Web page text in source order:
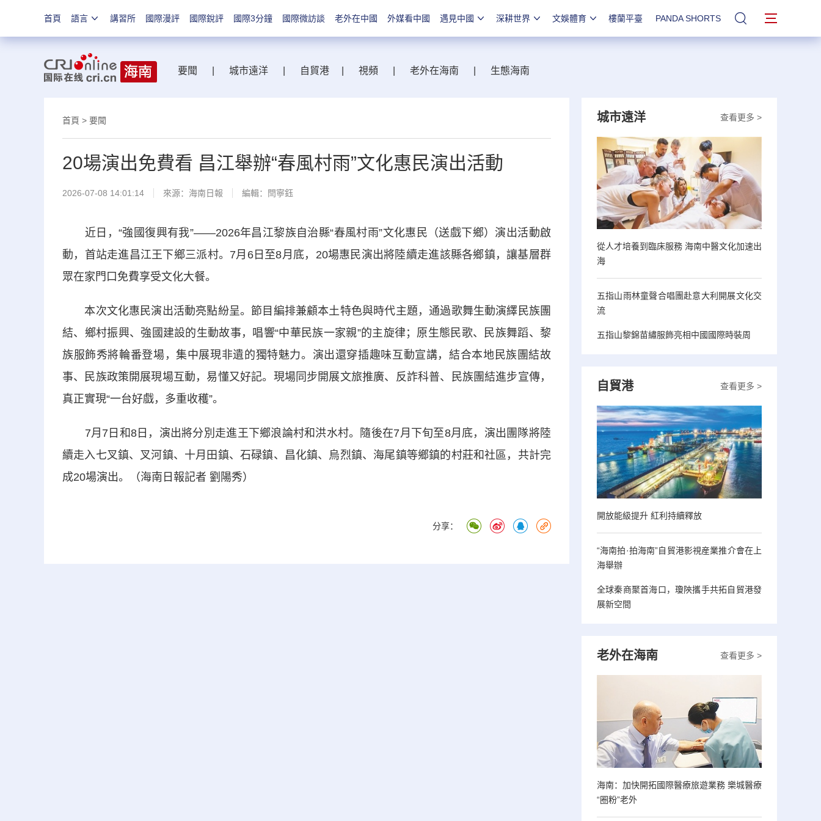
首頁 語言 講習所 國際漫評 國際銳評 國際3分鐘 國際微訪談 老外在中國 外媒看中國 遇見中國 深耕世界 文娛體育 樓蘭平臺 PANDA SHORTS 站內搜索
要聞 城市遠洋 自貿港 視頻 老外在海南 生態海南
首頁 > 要聞
20場演出免費看 昌江舉辦“春風村雨”文化惠民演出活動
2026-07-08 14:01:14 來源： 海南日報 編輯：閆寧鈺
近日，“強國復興有我”——2026年昌江黎族自治縣“春風村雨”文化惠民（送戲下鄉）演出活動啟
動，首站走進昌江王下鄉三派村。7月6日至8月底，20場惠民演出將陸續走進該縣各鄉鎮，讓基層群
眾在家門口免費享受文化大餐。
本次文化惠民演出活動亮點紛呈。節目編排兼顧本土特色與時代主題，通過歌舞生動演繹民族團
結、鄉村振興、強國建設的生動故事，唱響“中華民族一家親”的主旋律；原生態民歌、民族舞蹈、黎
族服飾秀將輪番登場，集中展現非遺的獨特魅力。演出還穿插趣味互動宣講，結合本地民族團結故
事、民族政策開展現場互動，易懂又好記。現場同步開展文旅推廣、反詐科普、民族團結進步宣傳，
真正實現“一台好戲，多重收穫”。
7月7日和8日，演出將分別走進王下鄉浪論村和洪水村。隨後在7月下旬至8月底，演出團隊將陸
續走入七叉鎮、叉河鎮、十月田鎮、石碌鎮、昌化鎮、烏烈鎮、海尾鎮等鄉鎮的村莊和社區，共計完
成20場演出。（海南日報記者 劉陽秀）
分享：
查看更多 >
城市遠洋
從人才培養到臨床服務 海南中醫文化加速出
海
五指山雨林童聲合唱團赴意大利開展文化交
流
五指山黎錦苗繡服飾亮相中國國際時裝周
查看更多 >
自貿港
開放能級提升 紅利持續釋放
“海南拍·拍海南”自貿港影視産業推介會在上
海舉辦
全球秦商聚首海口，瓊陝攜手共拓自貿港發
展新空間
查看更多 >
老外在海南
海南：加快開拓國際醫療旅遊業務 樂城醫療
“圈粉”老外